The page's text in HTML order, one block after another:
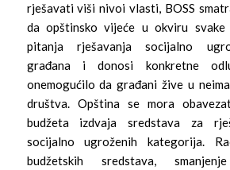
rješavati viši nivoi vlasti, BOSS
da opštinsko vijeće u okviru svake
pitanja rješavanja socijalno
građana i donosi konkretne
onemogućilo da građani žive u
društva. Opština se mora
budžeta izdvaja sredstava za
socijalno ugroženih kategorija.
budžetskih sredstava,